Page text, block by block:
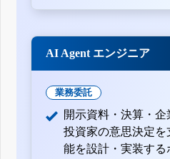
AI Agent エンジニア
業務委託
開示資料・決算・企
投資家の意思決定を
能を設計・実装する